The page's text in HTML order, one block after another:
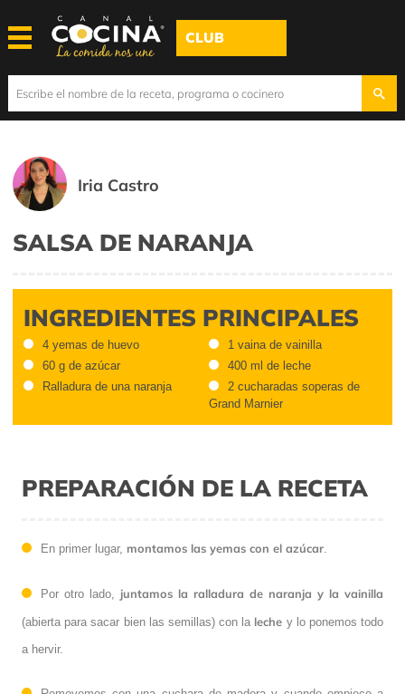
CLUB
Iria Castro
SALSA DE NARANJA
INGREDIENTES PRINCIPALES
4 yemas de huevo
60 g de azúcar
Ralladura de una naranja
1 vaina de vainilla
400 ml de leche
2 cucharadas soperas de
Grand Marnier
PREPARACIÓN DE LA RECETA
En primer lugar, montamos las yemas con el azúcar
Por otro lado, juntamos la ralladura de naranja y la vainilla
(abierta para sacar bien las semillas) con la leche y lo ponemos todo
a hervir.